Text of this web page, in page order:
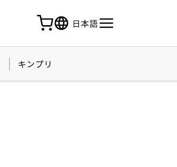
日本語
キンプリ